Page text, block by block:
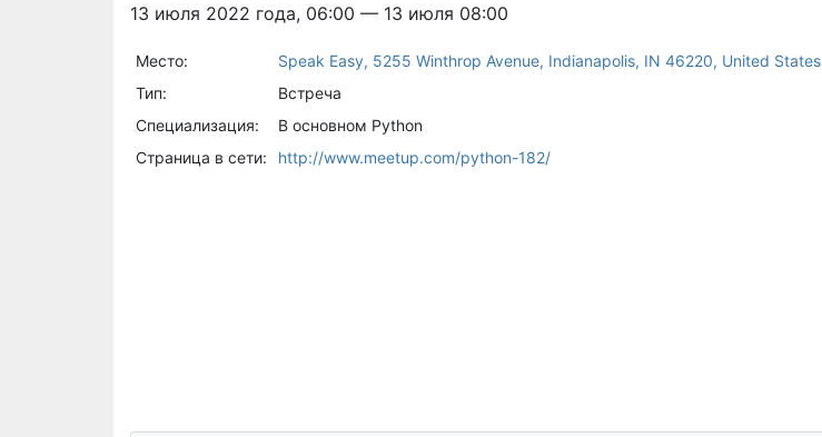
13 июля 2022 года, 06:00 — 13 июля 08:00
Место:
Speak Easy, 5255 Winthrop Avenue, Indianapolis, IN 46220, United States
Тип:
Встреча
Специализация:
В основном Python
Страница в сети:
http://www.meetup.com/python-182/